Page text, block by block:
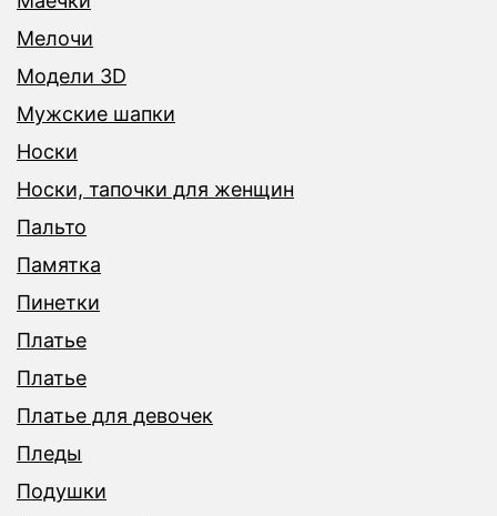
Мелочи
Модели 3D
Мужские шапки
Носки
Носки, тапочки для женщин
Пальто
Памятка
Пинетки
Платье
Платье
Платье для девочек
Пледы
Подушки